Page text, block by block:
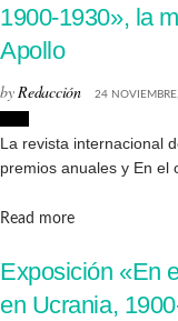
1900-1930», la
Apollo
byRedacción 24
La revista internacional
premios anuales y En el
Read moreDetails
Exposición «En
en Ucrania,